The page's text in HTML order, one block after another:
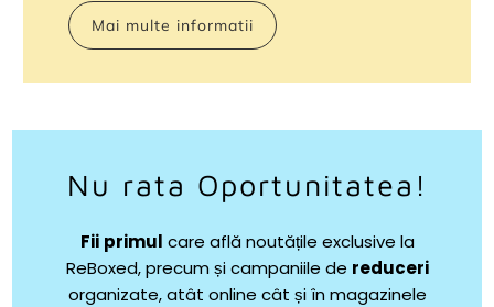
Mai multe informatii
Nu rata Oportunitatea!
Fii primul care află noutățile exclusive la
ReBoxed, precum și campaniile de reduceri
organizate, atât online cât și în magazinele